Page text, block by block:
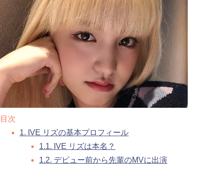
目次
1. IVE リズの基本プロフィール
1.1. IVE リズは本名？
1.2. デビュー前から先輩のMVに出演